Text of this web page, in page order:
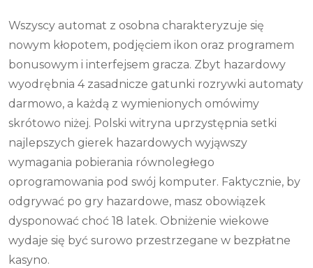
Wszyscy automat z osobna charakteryzuje się
nowym kłopotem, podjęciem ikon oraz programem
bonusowym i interfejsem gracza. Zbyt hazardowy
wyodrębnia 4 zasadnicze gatunki rozrywki automaty
darmowo, a każdą z wymienionych omówimy
skrótowo niżej. Polski witryna uprzystępnia setki
najlepszych gierek hazardowych wyjąwszy
wymagania pobierania równoległego
oprogramowania pod swój komputer. Faktycznie, by
odgrywać po gry hazardowe, masz obowiązek
dysponować choć 18 latek. Obniżenie wiekowe
wydaje się być surowo przestrzegane w bezpłatne
kasyno.